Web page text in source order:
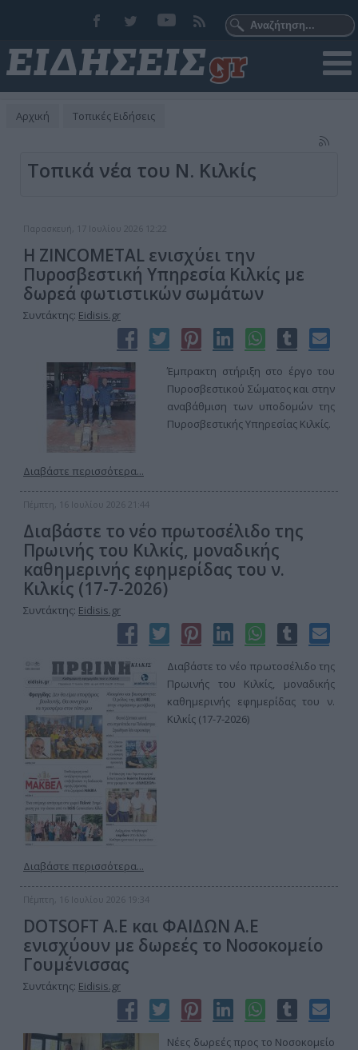
Αρχική Τοπικές Ειδήσεις
Τοπικά νέα του Ν. Κιλκίς
Παρασκευή, 17 Ιουλίου 2026 12:22
Η ZINCOMETAL ενισχύει την
Πυροσβεστική Υπηρεσία Κιλκίς με
δωρεά φωτιστικών σωμάτων
Συντάκτης: Eidisis.gr
Έμπρακτη στήριξη στο έργο του
Πυροσβεστικού Σώματος και στην
αναβάθμιση των υποδομών της
Πυροσβεστικής Υπηρεσίας Κιλκίς.
Διαβάστε περισσότερα...
Πέμπτη, 16 Ιουλίου 2026 21:44
Διαβάστε το νέο πρωτοσέλιδο της
Πρωινής του Κιλκίς, μοναδικής
καθημερινής εφημερίδας του ν.
Κιλκίς (17-7-2026)
Συντάκτης: Eidisis.gr
Διαβάστε το νέο πρωτοσέλιδο της
Πρωινής του Κιλκίς, μοναδικής
καθημερινής εφημερίδας του ν.
Κιλκίς (17-7-2026)
Διαβάστε περισσότερα...
Πέμπτη, 16 Ιουλίου 2026 19:34
DOTSOFT A.E και ΦΑΙΔΩΝ Α.Ε
ενισχύουν με δωρεές το Νοσοκομείο
Γουμένισσας
Συντάκτης: Eidisis.gr
Νέες δωρεές προς το Νοσοκομείο